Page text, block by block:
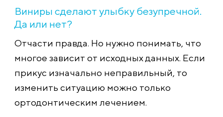
Виниры сделают улыбку безупречной.
Да или нет?
Отчасти правда. Но нужно понимать, что
многое зависит от исходных данных. Если
прикус изначально неправильный, то
изменить ситуацию можно только
ортодонтическим лечением.